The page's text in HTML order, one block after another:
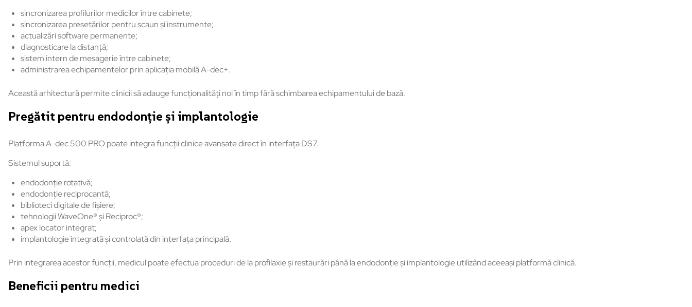
sincronizarea profilurilor medicilor între cabinete;
sincronizarea presetărilor pentru scaun și instrumente;
actualizări software permanente;
diagnosticare la distanță;
sistem intern de mesagerie între cabinete;
administrarea echipamentelor prin aplicația mobilă A-dec+.
Această arhitectură permite clinicii să adauge funcționalități noi în timp fără schimbarea echipamentului de bază.
Pregătit pentru endodonție și implantologie
Platforma A-dec 500 PRO poate integra funcții clinice avansate direct în interfața DS7.
Sistemul suportă:
endodonție rotativă;
endodonție reciprocantă;
biblioteci digitale de fișiere;
tehnologii WaveOne® și Reciproc®;
apex locator integrat;
implantologie integrată și controlată din interfața principală.
Prin integrarea acestor funcții, medicul poate efectua proceduri de la profilaxie și restaurări până la endodonție și implantologie utilizând aceeași platformă clinică.
Beneficii pentru medici